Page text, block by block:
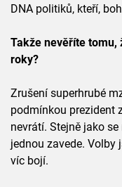
DNA politiků, kteří,
Takže nevěříte tomu,
roky?
Zrušení superhrubé
podmínkou prezident
nevrátí. Stejně jako
jednou zavede. Volby
víc bojí.